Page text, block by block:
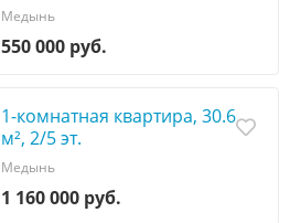
550 000 руб.
Медынь
1-комнатная квартира, 30.6
м², 2/5 эт.
1 160 000 руб.
Медынь